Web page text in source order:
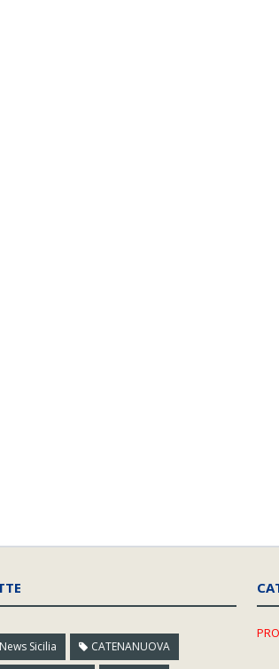
Sicilia CATENANUOVA